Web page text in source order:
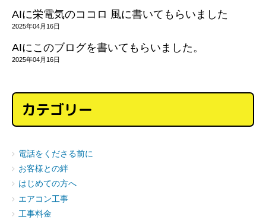
AIに栄電気のココロ 風に書いてもらいました
2025年04月16日
AIにこのブログを書いてもらいました。
2025年04月16日
カテゴリー
電話をくださる前に
お客様との絆
はじめての方へ
エアコン工事
工事料金